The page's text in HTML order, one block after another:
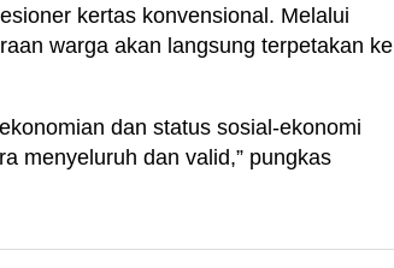
kertas konvensional. Melalui
warga akan langsung terpetakan ke
dan status sosial-ekonomi
menyeluruh dan valid,” pungkas